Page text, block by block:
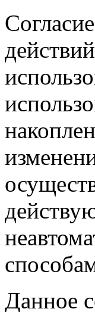
Данное